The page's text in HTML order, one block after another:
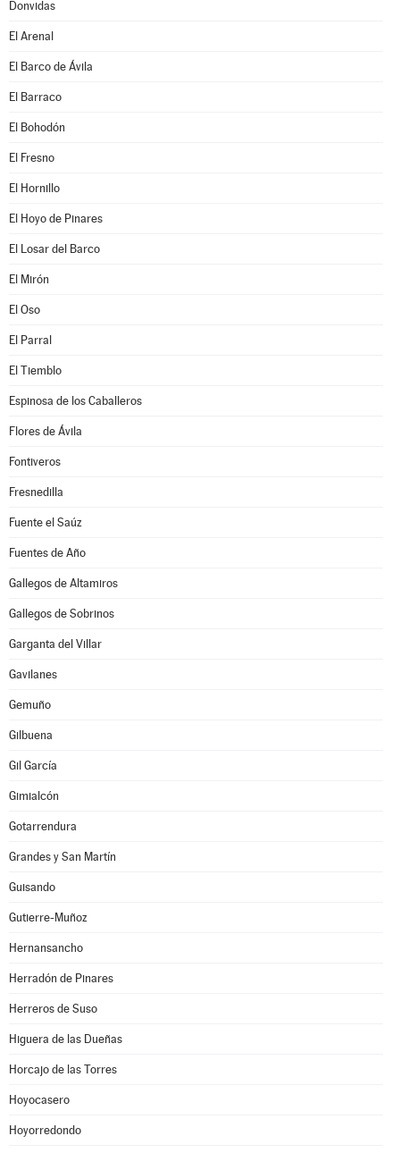
Donvidas
El Arenal
El Barco de Ávila
El Barraco
El Bohodón
El Fresno
El Hornillo
El Hoyo de Pinares
El Losar del Barco
El Mirón
El Oso
El Parral
El Tiemblo
Espinosa de los Caballeros
Flores de Ávila
Fontiveros
Fresnedilla
Fuente el Saúz
Fuentes de Año
Gallegos de Altamiros
Gallegos de Sobrinos
Garganta del Villar
Gavilanes
Gemuño
Gilbuena
Gil García
Gimialcón
Gotarrendura
Grandes y San Martín
Guisando
Gutierre-Muñoz
Hernansancho
Herradón de Pinares
Herreros de Suso
Higuera de las Dueñas
Horcajo de las Torres
Hoyocasero
Hoyorredondo